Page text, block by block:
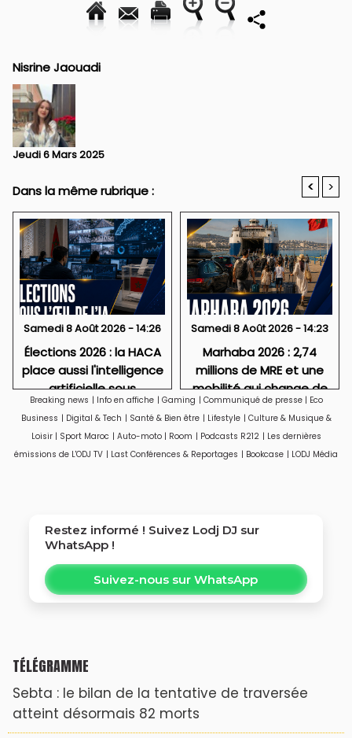
Nisrine Jaouadi
Jeudi 6 Mars 2025
Dans la même rubrique : < >
Samedi 8 Août 2026 - 14:26
Élections 2026 : la HACA
place aussi l'intelligence
artificielle sous
surveillance
Samedi 8 Août 2026 - 14:23
Marhaba 2026 : 2,74
millions de MRE et une
mobilité qui change de
visage
Breaking news | Info en affiche | Gaming | Communiqué de presse | Eco
Business | Digital & Tech | Santé & Bien être | Lifestyle | Culture & Musique &
Loisir | Sport Maroc | Auto-moto | Room | Podcasts R212 | Les dernières
émissions de L'ODJ TV | Last Conférences & Reportages | Bookcase | LODJ Média
Restez informé ! Suivez Lodj DJ sur
WhatsApp !
Suivez-nous sur WhatsApp
TÉLÉGRAMME
Sebta : le bilan de la tentative de traversée
atteint désormais 82 morts